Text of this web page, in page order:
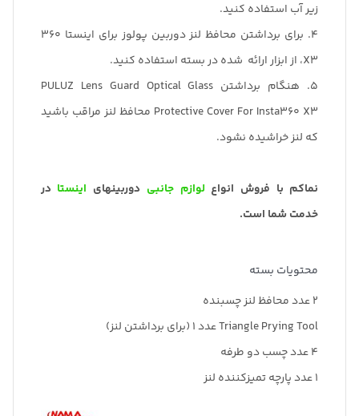
زیر آب استفاده کنید.
4. برای برداشتن محافظ لنز دوربین پولوز برای اینستا 360
X3، از ابزار ارائه شده در بسته استفاده کنید.
5. هنگام برداشتن PULUZ Lens Guard Optical Glass
Protective Cover For Insta360 X3 محافظ لنز مراقب باشید
که لنز خراشیده نشود.
نماکم با فروش انواع لوازم جانبی دوربینهای اینستا در
خدمت شما است.
محتویات بسته
2 عدد محافظ لنز چسبنده
Triangle Prying Tool عدد 1 (برای برداشتن لنز)
4 عدد چسب دو طرفه
1 عدد پارچه تمیزکننده لنز